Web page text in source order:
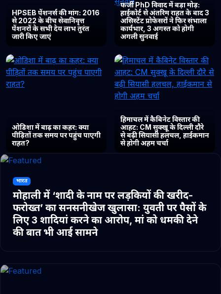
HPSEB पेंशनर्स की मांग: 2016
से 2022 के बीच सेवानिवृत्त
पेंशनरों के सभी देय लाभ तुरंत
जारी किए जाएं
फर्जी PhD विवाद में बड़ा मोड़:
हाईकोर्ट से अंतरिम राहत के बाद 3
असिस्टेंट प्रोफेसरों ने फिर संभाला
कार्यभार, 3 अगस्त को होगी
अगली सुनवाई
ओडिशा में बाढ़ का कहर: क्या
पीड़ितों तक समय पर पहुंच पाएगी
राहत?
हिमाचल में कैबिनेट विस्तार की
आहट: CM सुक्खू के दिल्ली दौरे
से बढ़ी सियासी हलचल, हाईकमान
से होगी अहम चर्चा
भारत
मोहाली में ‘शादी के नाम पर लड़कियों की खरीद-
फरोख्त’ का सनसनीखेज खुलासा: युवती पर पैसों के
लिए 3 शादियां करने का आरोप, मां को धमकी देने
की बात भी आई सामने